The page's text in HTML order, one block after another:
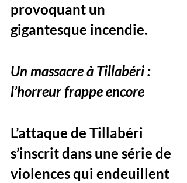
provoquant un
gigantesque incendie.
Un massacre à Tillabéri :
l’horreur frappe encore
L’attaque de Tillabéri
s’inscrit dans une série de
violences qui endeuillent